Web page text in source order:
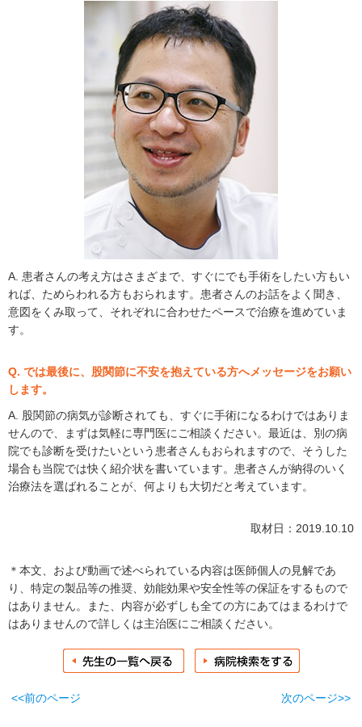
A. 患者さんの考え方はさまざまで、すぐにでも手術をしたい方もい
れば、ためらわれる方もおられます。患者さんのお話をよく聞き、
意図をくみ取って、それぞれに合わせたペースで治療を進めていま
す。
Q. では最後に、股関節に不安を抱えている方へメッセージをお願い
します。
A. 股関節の病気が診断されても、すぐに手術になるわけではありま
せんので、まずは気軽に専門医にご相談ください。最近は、別の病
院でも診断を受けたいという患者さんもおられますので、そうした
場合も当院では快く紹介状を書いています。患者さんが納得のいく
治療法を選ばれることが、何よりも大切だと考えています。
取材日：2019.10.10
＊本文、および動画で述べられている内容は医師個人の見解であ
り、特定の製品等の推奨、効能効果や安全性等の保証をするもので
はありません。また、内容が必ずしも全ての方にあてはまるわけで
はありませんので詳しくは主治医にご相談ください。
<<前のページ 次のページ>>